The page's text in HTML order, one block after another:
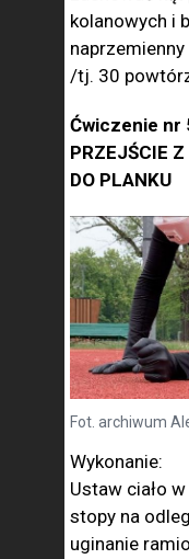
kolanowych i
/tj. 30
Ćwiczenie nr
PRZEJŚCIE Z
DO PLANKU
Fot. archiwum
Wykonanie:
Ustaw ciało
stopy na
uginanie